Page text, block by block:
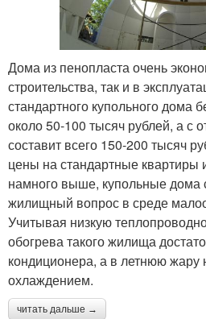
Дома из пенопласта очень
строительства, так и в
стандартного купольного дома
около 50-100 тысяч рублей, а с
составит всего 150-200 тысяч
цены на стандартные квартиры
намного выше, купольные дома
жилищный вопрос в среде
Учитывая низкую
обогрева такого жилища
кондиционера, а в летнюю жару
охлаждением.
читать дальше →